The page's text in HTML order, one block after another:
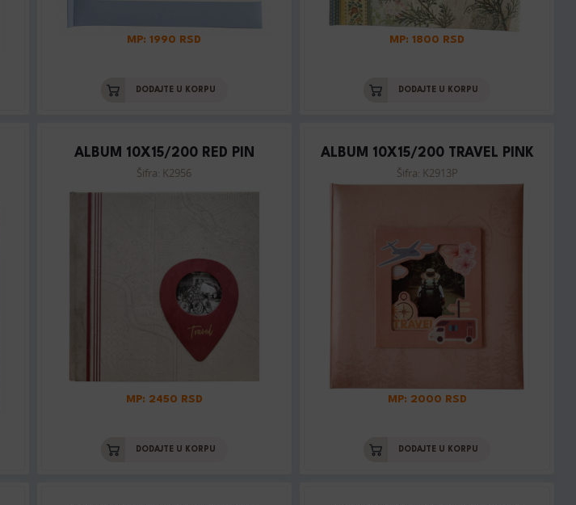
MP: 1990 RSD
DODAJTE U KORPU
MP: 1800 RSD
DODAJTE U KORPU
ALBUM 10X15/200 RED PIN
Šifra: K2956
MP: 2450 RSD
DODAJTE U KORPU
ALBUM 10X15/200 TRAVEL PINK
Šifra: K2913P
MP: 2000 RSD
DODAJTE U KORPU